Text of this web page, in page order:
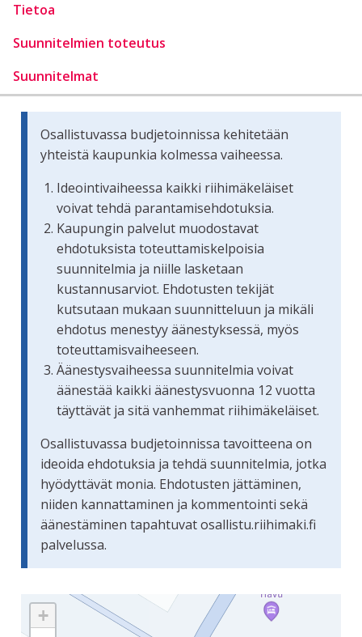
Tietoa
Suunnitelmien toteutus
Suunnitelmat
Osallistuvassa budjetoinnissa kehitetään
yhteistä kaupunkia kolmessa vaiheessa.
Ideointivaiheessa kaikki riihimäkeläiset
voivat tehdä parantamisehdotuksia.
Kaupungin palvelut muodostavat
ehdotuksista toteuttamiskelpoisia
suunnitelmia ja niille lasketaan
kustannusarviot. Ehdotusten tekijät
kutsutaan mukaan suunnitteluun ja mikäli
ehdotus menestyy äänestyksessä, myös
toteuttamisvaiheeseen.
Äänestysvaiheessa suunnitelmia voivat
äänestää kaikki äänestysvuonna 12 vuotta
täyttävät ja sitä vanhemmat riihimäkeläiset.
Osallistuvassa budjetoinnissa tavoitteena on
ideoida ehdotuksia ja tehdä suunnitelmia, jotka
hyödyttävät monia. Ehdotusten jättäminen,
niiden kannattaminen ja kommentointi sekä
äänestäminen tapahtuvat osallistu.riihimaki.fi
palvelussa.
Seuraavassa elementissä on kartta, joka esittää
+